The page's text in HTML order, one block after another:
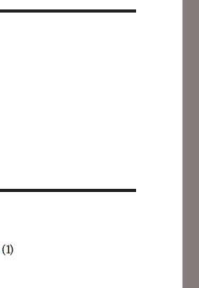
(1)